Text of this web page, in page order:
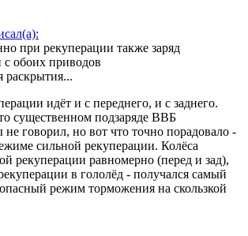
при рекуперации также заряд
с обоих приводов
идёт и с переднего, и с заднего.
существенном подзаряде ВВБ
не говорил, но вот что точно порадовало -
сильной рекуперации. Колёса
рекуперации равномерно (перед и зад),
в гололёд - получался самый
режим торможения на скользкой